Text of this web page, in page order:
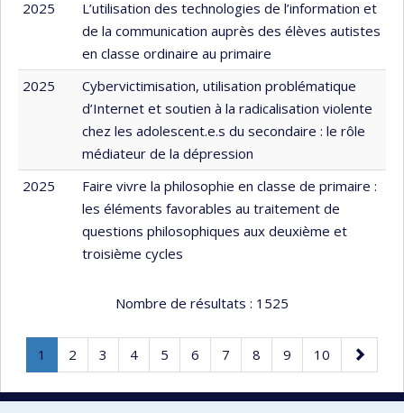
2025
L’utilisation des technologies de l’information et
de la communication auprès des élèves autistes
en classe ordinaire au primaire
2025
Cybervictimisation, utilisation problématique
d’Internet et soutien à la radicalisation violente
chez les adolescent.e.s du secondaire : le rôle
médiateur de la dépression
2025
Faire vivre la philosophie en classe de primaire :
les éléments favorables au traitement de
questions philosophiques aux deuxième et
troisième cycles
Nombre de résultats : 1525
Page
1
Page
courante.
Page
2 Page
3 Page
4 Page
5 Page
6 Page
7 Page
8 Page
9 Page
10
Page
suivante